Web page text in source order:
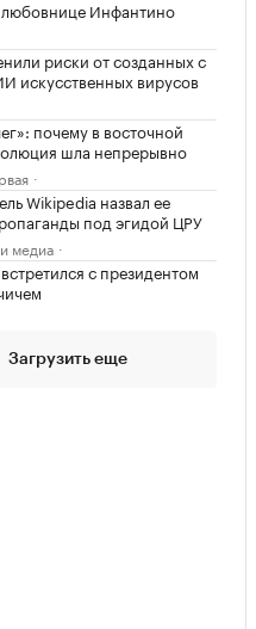
любовнице Инфантино
риски от созданных с
искусственных вирусов
почему в восточной
шла непрерывно
Wikipedia назвал ее
под эгидой ЦРУ
медиа
с президентом
Загрузить еще